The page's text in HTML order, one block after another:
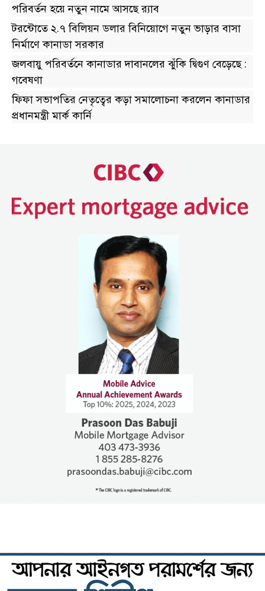
পরিবর্তন হয়ে নতুন নামে আসছে র‌্যাব
টরন্টোতে ২.৭ বিলিয়ন ডলার বিনিয়োগে নতুন ভাড়ার বাসা
নির্মাণে কানাডা সরকার
জলবায়ু পরিবর্তনে কানাডার দাবানলের ঝুঁকি দ্বিগুণ বেড়েছে :
গবেষণা
ফিফা সভাপতির নেতৃত্বের কড়া সমালোচনা করলেন কানাডার
প্রধানমন্ত্রী মার্ক কার্নি